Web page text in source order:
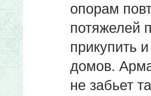
опорам
потяжелей
прикупить
домов.
не забьет